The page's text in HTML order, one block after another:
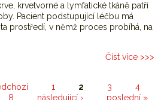
krvetvorné a lymfatické tkáně patří
Pacient podstupující léčbu má
prostředí, v němž proces probíhá, na
Číst více >>>
1 2 3
4
8 následující › poslední »